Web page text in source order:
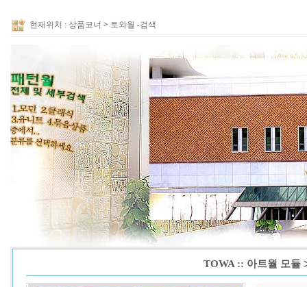
현재위치 : 상품코너 > 토와월 -검색
TOWA :: 아트월 모